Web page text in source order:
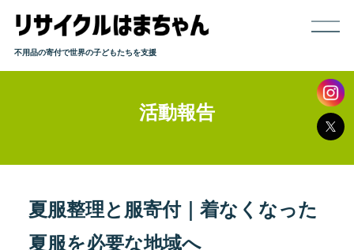
ホーム
寄付までの流れ
取り扱い品目
不用品の寄付で世界の子どもたちを支援
活動報告
夏服整理と服寄付｜着なくなった
夏服を必要な地域へ